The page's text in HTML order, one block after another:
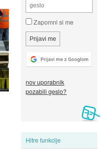
Zapomni si me
nov uporabnik
pozabili geslo?
Hitre funkcije